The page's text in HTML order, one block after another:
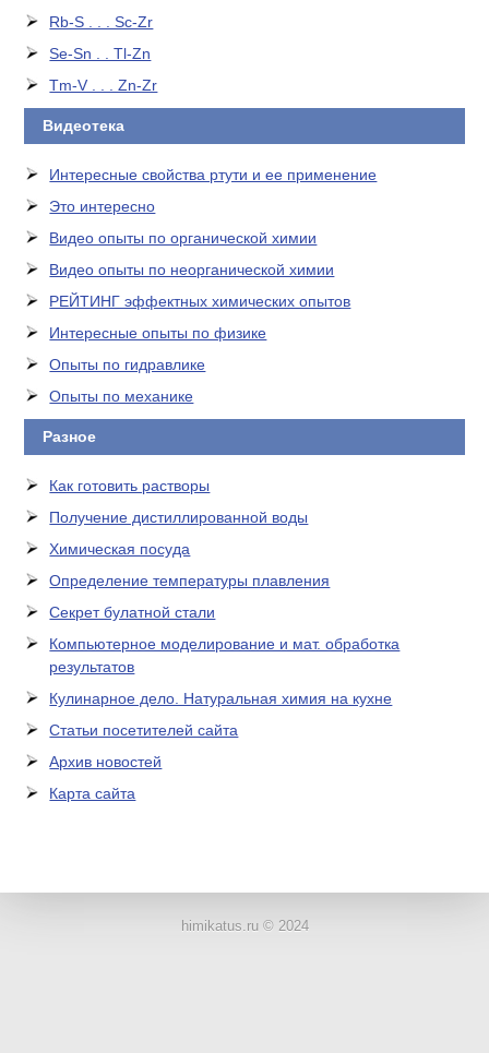
Rb-S . . . Sc-Zr
Se-Sn . . Tl-Zn
Tm-V . . . Zn-Zr
Видеотека
Интересные свойства ртути и ее применение
Это интересно
Видео опыты по органической химии
Видео опыты по неорганической химии
РЕЙТИНГ эффектных химических опытов
Интересные опыты по физике
Опыты по гидравлике
Опыты по механике
Разное
Как готовить растворы
Получение дистиллированной воды
Химическая посуда
Определение температуры плавления
Секрет булатной стали
Компьютерное моделирование и мат. обработка
результатов
Кулинарное дело. Натуральная химия на кухне
Статьи посетителей сайта
Архив новостей
Карта сайта
himikatus.ru © 2024